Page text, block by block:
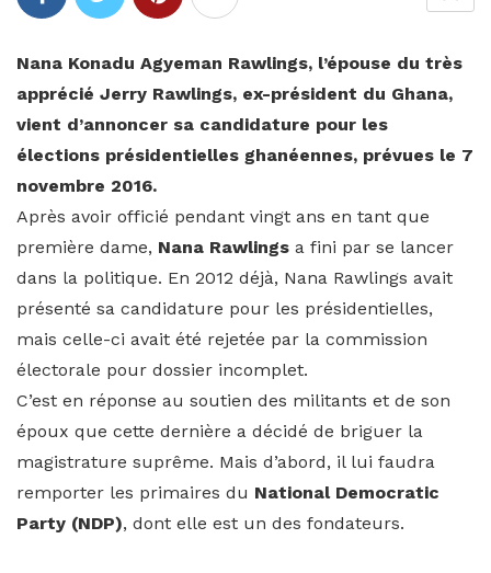
Nana Konadu Agyeman Rawlings, l’épouse du très
apprécié Jerry Rawlings, ex-président du Ghana,
vient d’annoncer sa candidature pour les
élections présidentielles ghanéennes, prévues le 7
novembre 2016.
Après avoir officié pendant vingt ans en tant que
première dame, Nana Rawlings a fini par se lancer
dans la politique. En 2012 déjà, Nana Rawlings avait
présenté sa candidature pour les présidentielles,
mais celle-ci avait été rejetée par la commission
électorale pour dossier incomplet.
C’est en réponse au soutien des militants et de son
époux que cette dernière a décidé de briguer la
magistrature suprême. Mais d’abord, il lui faudra
remporter les primaires du National Democratic
Party (NDP), dont elle est un des fondateurs.